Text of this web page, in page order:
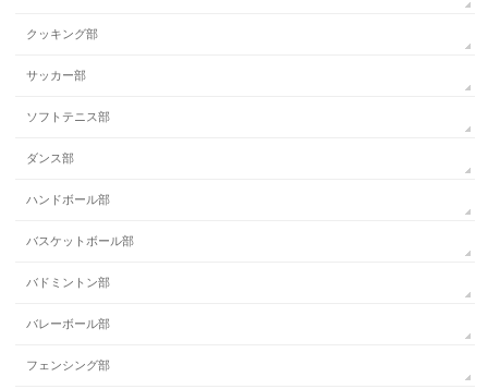
クッキング部
サッカー部
ソフトテニス部
ダンス部
ハンドボール部
バスケットボール部
バドミントン部
バレーボール部
フェンシング部